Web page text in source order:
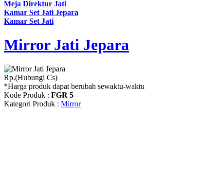
Meja Direktur Jati
Kamar Set Jati Jepara
Kamar Set Jati
Mirror Jati Jepara
Rp.(Hubungi Cs)
*Harga produk dapat berubah sewaktu-waktu
Kode Produk : FGR 5
Kategori Produk : Mirror